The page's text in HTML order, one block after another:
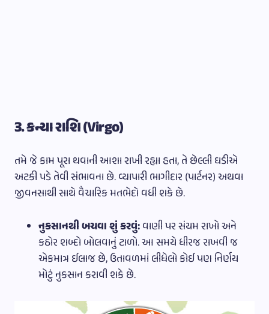
3. કન્યા રાશિ (Virgo)
તમે જે કામ પૂરા થવાની આશા રાખી રહ્યા હતા, તે છેલ્લી ઘડીએ
અટકી પડે તેવી સંભાવના છે. વ્યાપારી ભાગીદાર (પાર્ટનર) અથવા
જીવનસાથી સાથે વૈચારિક મતભેદો વધી શકે છે.
નુકસાનથી બચવા શું કરવું:વાણી પર સંયમ રાખો અને
કઠોર શબ્દો બોલવાનું ટાળો. આ સમયે ધીરજ રાખવી જ
એકમાત્ર ઈલાજ છે, ઉતાવળમાં લીધેલો કોઈ પણ નિર્ણય
મોટું નુકસાન કરાવી શકે છે.